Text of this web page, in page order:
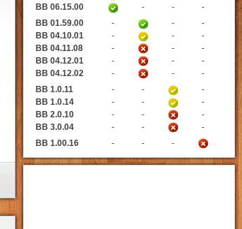
BB 06.15.00
- -
-
BB 01.59.00
- -
-
BB 04.10.01
- -
-
BB 04.11.08
- -
-
BB 04.12.01
- -
-
BB 04.12.02
- -
-
BB 1.0.11
- -
-
BB 1.0.14
- -
-
BB 2.0.10
- -
-
BB 3.0.04
- -
-
BB 1.00.16
- - -